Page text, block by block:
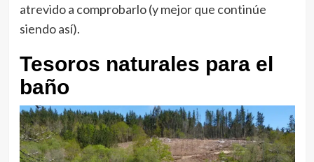
atrevido a comprobarlo (y mejor que continúe
siendo así).
Tesoros naturales para el
baño